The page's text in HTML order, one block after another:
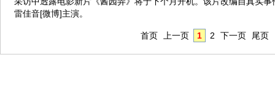
雷佳音[微博]主演。
首页 上一页 1 2 下一页 尾页